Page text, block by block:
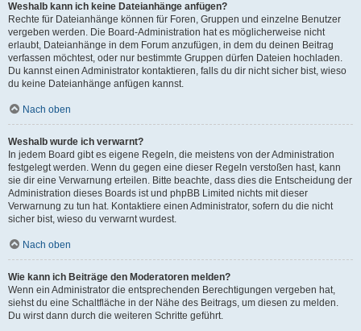
Weshalb kann ich keine Dateianhänge anfügen?
Rechte für Dateianhänge können für Foren, Gruppen und einzelne Benutzer
vergeben werden. Die Board-Administration hat es möglicherweise nicht
erlaubt, Dateianhänge in dem Forum anzufügen, in dem du deinen Beitrag
verfassen möchtest, oder nur bestimmte Gruppen dürfen Dateien hochladen.
Du kannst einen Administrator kontaktieren, falls du dir nicht sicher bist, wieso
du keine Dateianhänge anfügen kannst.
Nach oben
Weshalb wurde ich verwarnt?
In jedem Board gibt es eigene Regeln, die meistens von der Administration
festgelegt werden. Wenn du gegen eine dieser Regeln verstoßen hast, kann
sie dir eine Verwarnung erteilen. Bitte beachte, dass dies die Entscheidung der
Administration dieses Boards ist und phpBB Limited nichts mit dieser
Verwarnung zu tun hat. Kontaktiere einen Administrator, sofern du die nicht
sicher bist, wieso du verwarnt wurdest.
Nach oben
Wie kann ich Beiträge den Moderatoren melden?
Wenn ein Administrator die entsprechenden Berechtigungen vergeben hat,
siehst du eine Schaltfläche in der Nähe des Beitrags, um diesen zu melden.
Du wirst dann durch die weiteren Schritte geführt.